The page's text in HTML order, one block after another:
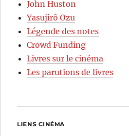
John Huston
Yasujirô Ozu
Légende des notes
Crowd Funding
Livres sur le cinéma
Les parutions de livres
LIENS CINÉMA